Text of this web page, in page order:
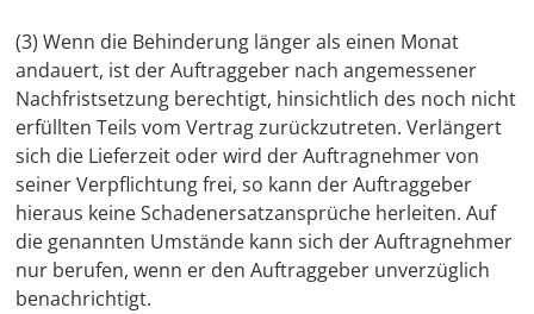
(3) Wenn die Behinderung länger als einen Monat
andauert, ist der Auftraggeber nach angemessener
Nachfristsetzung berechtigt, hinsichtlich des noch nicht
erfüllten Teils vom Vertrag zurückzutreten. Verlängert
sich die Lieferzeit oder wird der Auftragnehmer von
seiner Verpflichtung frei, so kann der Auftraggeber
hieraus keine Schadenersatzansprüche herleiten. Auf
die genannten Umstände kann sich der Auftragnehmer
nur berufen, wenn er den Auftraggeber unverzüglich
benachrichtigt.